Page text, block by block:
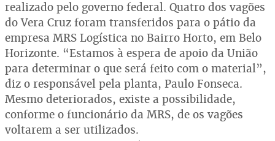
realizado pelo governo federal. Quatro dos vagões
do Vera Cruz foram transferidos para o pátio da
empresa MRS Logística no Bairro Horto, em Belo
Horizonte. “Estamos à espera de apoio da União
para determinar o que será feito com o material”,
diz o responsável pela planta, Paulo Fonseca.
Mesmo deteriorados, existe a possibilidade,
conforme o funcionário da MRS, de os vagões
voltarem a ser utilizados.